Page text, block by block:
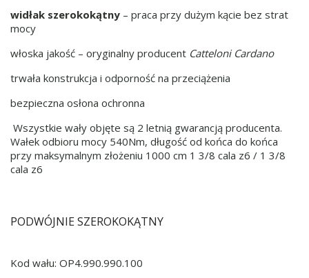
widłak szerokokątny – praca przy dużym kącie bez strat
mocy
włoska jakość – oryginalny producent Catteloni Cardano
trwała konstrukcja i odporność na przeciążenia
bezpieczna osłona ochronna
Wszystkie wały objęte są 2 letnią gwarancją producenta.
Wałek odbioru mocy 540Nm, długość od końca do końca
przy maksymalnym złożeniu 1000 cm 1 3/8 cala z6 / 1 3/8
cala z6
PODWÓJNIE SZEROKOKĄTNY
Kod wału: OP4.990.990.100